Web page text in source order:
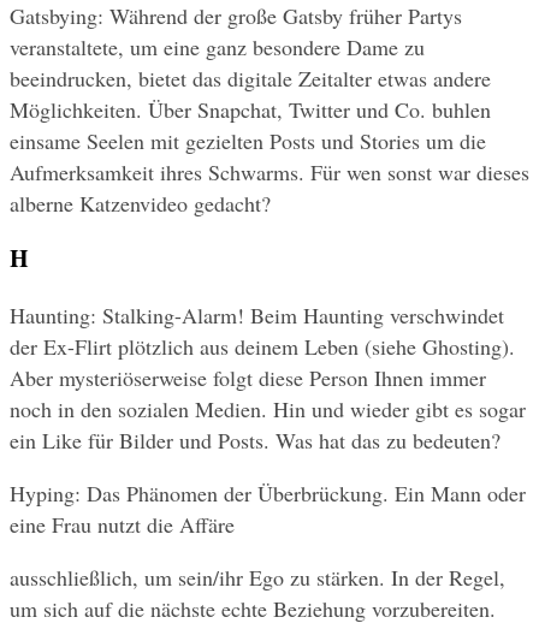
Gatsbying: Während der große Gatsby früher Partys
veranstaltete, um eine ganz besondere Dame zu
beeindrucken, bietet das digitale Zeitalter etwas andere
Möglichkeiten. Über Snapchat, Twitter und Co. buhlen
einsame Seelen mit gezielten Posts und Stories um die
Aufmerksamkeit ihres Schwarms. Für wen sonst war dieses
alberne Katzenvideo gedacht?
H
Haunting: Stalking-Alarm! Beim Haunting verschwindet
der Ex-Flirt plötzlich aus deinem Leben (siehe Ghosting).
Aber mysteriöserweise folgt diese Person Ihnen immer
noch in den sozialen Medien. Hin und wieder gibt es sogar
ein Like für Bilder und Posts. Was hat das zu bedeuten?
Hyping: Das Phänomen der Überbrückung. Ein Mann oder
eine Frau nutzt die Affäre
ausschließlich, um sein/ihr Ego zu stärken. In der Regel,
um sich auf die nächste echte Beziehung vorzubereiten.